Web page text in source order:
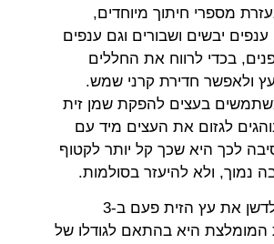
מספרי חיתוך מיוחדים,
ענפים יבשים ושבורים וגם ענפים
בכדי לרווח את החללים
ולאפשר חדירת קרני שמש.
בעצים להפקת שמן זית
לגזום את העצים מיד עם
לכך היא שכך קל יותר לקטוף
נמוך, ולא להיעזר בסולמות.
6. דישון – נהוג לדשן את עץ הזית פעם ב-3
המומלצת היא בהתאם לגודלו של